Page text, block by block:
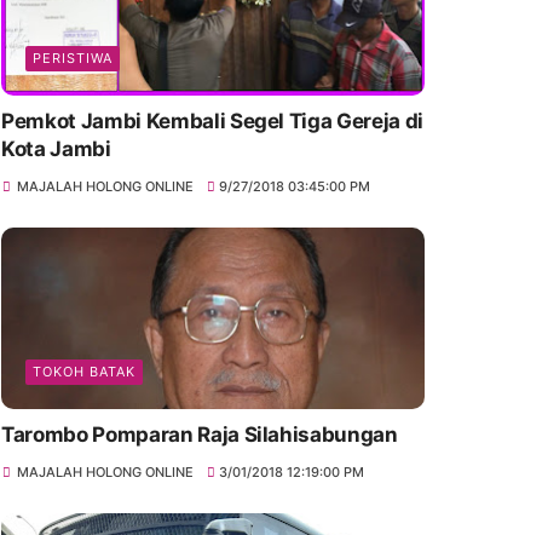
PERISTIWA
Pemkot Jambi Kembali Segel Tiga Gereja di
Kota Jambi
MAJALAH HOLONG ONLINE 9/27/2018 03:45:00 PM
TOKOH BATAK
Tarombo Pomparan Raja Silahisabungan
MAJALAH HOLONG ONLINE 3/01/2018 12:19:00 PM